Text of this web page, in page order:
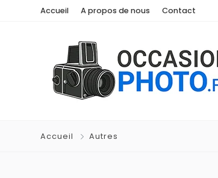
Accueil A propos de nous Contact
Accueil Autres